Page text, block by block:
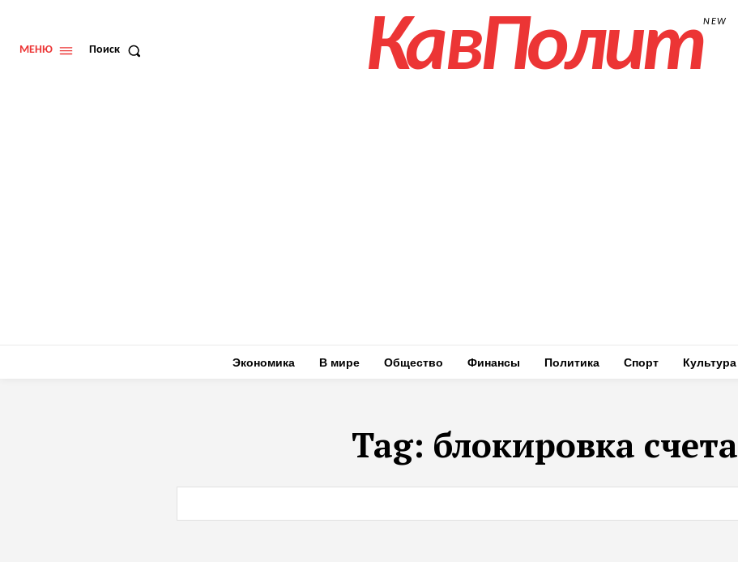
МЕНЮ Поиск КавПолитNEW
Экономика В мире Общество Финансы Политика Спорт Культура
Tag: блокировка счета